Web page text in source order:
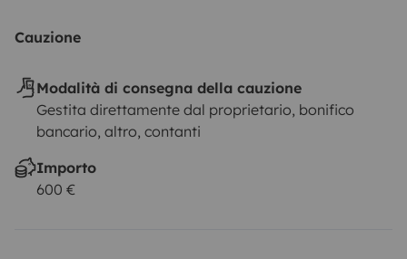
Cauzione
Modalità di consegna della cauzione
Gestita direttamente dal proprietario, bonifico
bancario, altro, contanti
Importo
600 €